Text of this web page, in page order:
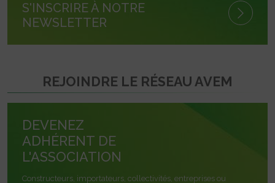
S'INSCRIRE À NOTRE
NEWSLETTER
REJOINDRE LE RÉSEAU AVEM
DEVENEZ
ADHÉRENT DE
L'ASSOCIATION
Constructeurs, importateurs, collectivités, entreprises ou